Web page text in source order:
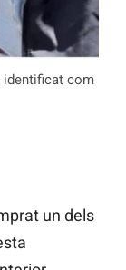
identificat com
un dels